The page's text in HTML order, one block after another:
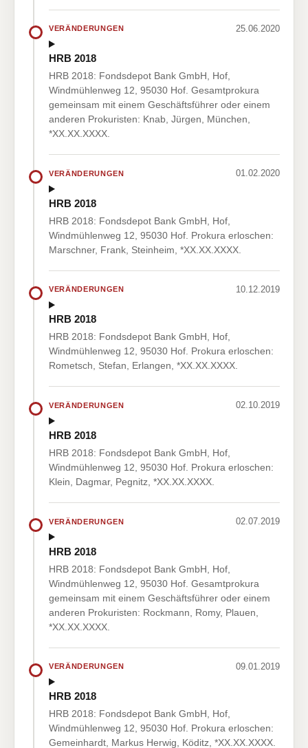
VERÄNDERUNGEN 25.06.2020
HRB 2018
HRB 2018: Fondsdepot Bank GmbH, Hof,
Windmühlenweg 12, 95030 Hof. Gesamtprokura
gemeinsam mit einem Geschäftsführer oder einem
anderen Prokuristen: Knab, Jürgen, München,
*XX.XX.XXXX.
VERÄNDERUNGEN 01.02.2020
HRB 2018
HRB 2018: Fondsdepot Bank GmbH, Hof,
Windmühlenweg 12, 95030 Hof. Prokura erloschen:
Marschner, Frank, Steinheim, *XX.XX.XXXX.
VERÄNDERUNGEN 10.12.2019
HRB 2018
HRB 2018: Fondsdepot Bank GmbH, Hof,
Windmühlenweg 12, 95030 Hof. Prokura erloschen:
Rometsch, Stefan, Erlangen, *XX.XX.XXXX.
VERÄNDERUNGEN 02.10.2019
HRB 2018
HRB 2018: Fondsdepot Bank GmbH, Hof,
Windmühlenweg 12, 95030 Hof. Prokura erloschen:
Klein, Dagmar, Pegnitz, *XX.XX.XXXX.
VERÄNDERUNGEN 02.07.2019
HRB 2018
HRB 2018: Fondsdepot Bank GmbH, Hof,
Windmühlenweg 12, 95030 Hof. Gesamtprokura
gemeinsam mit einem Geschäftsführer oder einem
anderen Prokuristen: Rockmann, Romy, Plauen,
*XX.XX.XXXX.
VERÄNDERUNGEN 09.01.2019
HRB 2018
HRB 2018: Fondsdepot Bank GmbH, Hof,
Windmühlenweg 12, 95030 Hof. Prokura erloschen:
Gemeinhardt, Markus Herwig, Köditz, *XX.XX.XXXX.